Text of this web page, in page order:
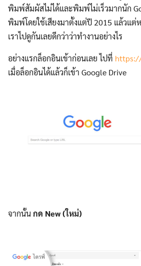
พิมพ์สัมผัสไม่ได้และพิมพ์ไม่เร็วมากนัก
พิมพ์โดยใช้เสียงมาตั้งแต่ปี 2015 แล้วแต่
เราไปดูกันเลยดีกว่าว่าทำงานอย่างไร
อย่างแรกล็อกอินเข้าก่อนเลย ไปที่
เมื่อล็อกอินได้แล้วก็เข้า Google Drive
จากนั้นกด New (ใหม่)